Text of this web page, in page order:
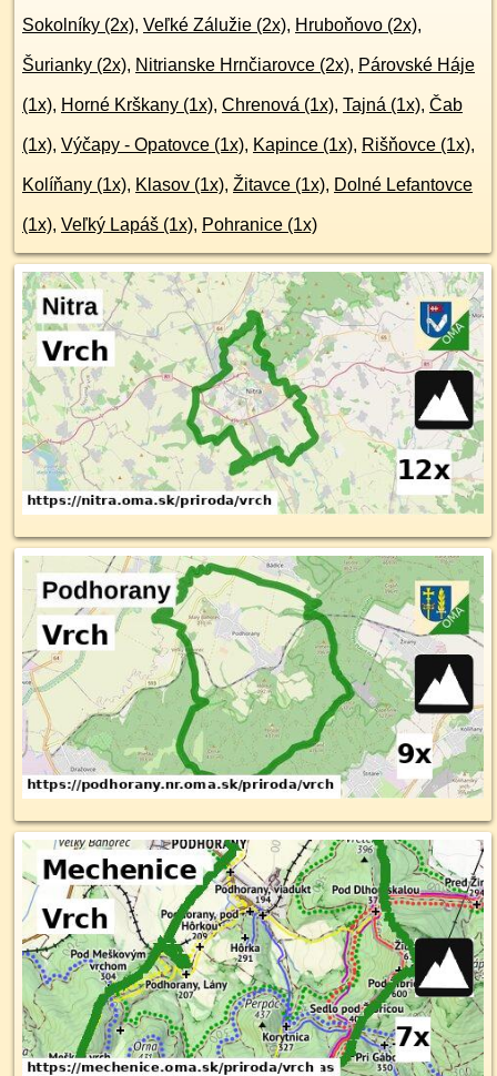
Sokolníky (2x), Veľké Zálužie (2x), Hruboňovo (2x),
Šurianky (2x), Nitrianske Hrnčiarovce (2x), Párovské Háje
(1x), Horné Krškany (1x), Chrenová (1x), Tajná (1x), Čab
(1x), Výčapy - Opatovce (1x), Kapince (1x), Rišňovce (1x),
Kolíňany (1x), Klasov (1x), Žitavce (1x), Dolné Lefantovce
(1x), Veľký Lapáš (1x), Pohranice (1x)